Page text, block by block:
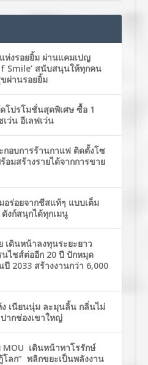
ห่งรอยยิ้ม ผ่านแคมเปญ
Smile’ สนับสนุนให้ทุกคน
ผ่านรอยยิ้ม
โปรโมชั่นสุดพิเศษ ซื้อ 1
ว่น อีเลฟเว่น
กอบการร้านกาแฟ ติดตั้งโซ
อมสร้างรายได้จากการขาย
ร่อยจากชีสแท้ๆ แบบเต็ม
งก์สนุกได้ทุกเมนู
เดินหน้าลงทุนระยะยาว
ไชส์ต่ออีก 20 ปี ปักหมุด
2033 สร้างงานกว่า 6,000
เนียนนุ่ม ละมุนลิ้น กลิ่นไม่
ปากช่องเขาใหญ่
เดินหน้าทาโรรักษ์
โลก” พลิกขยะเป็นพลังงาน